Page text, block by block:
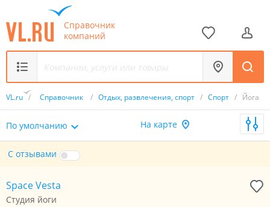
Справочник
компаний
VL.ru / Справочник / Отдых, развлечения, спорт / Спорт / Йога
По умолчанию На карте
С отзывами
Space Vesta
Студия йоги